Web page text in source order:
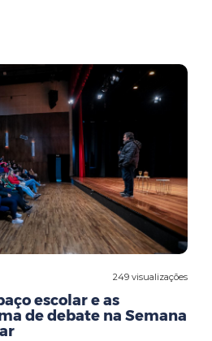
249 visualizações
escolar e as
de debate na Semana